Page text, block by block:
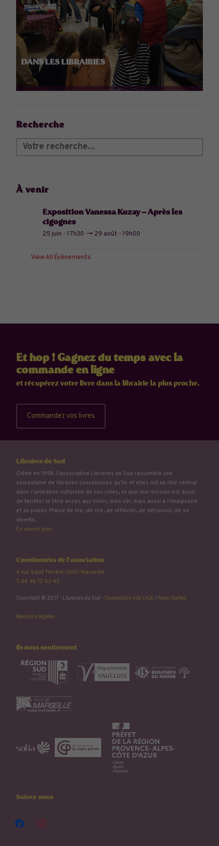
DANS LES LIBRAIRIES
Recherche
À venir
Exposition Vanessa Kuzay – Après les
cigognes
25 juin - 17h30 --> 29 août - 19h00
View All Évènements
Et hop ! Gagnez du temps avec la
commande en ligne
et récupérez votre livre dans la librairie la plus proche.
Commandez vos livres
Libraires du Sud
Créée en 1998, l'association Libraires du Sud rassemble une
soixantaine de libraires convaincu.e.s qu’ils et elles ont un rôle central
dans l'animation culturelle de nos villes, et que leur mission est aussi
de faciliter le libre accès aux livres, bien sûr, mais aussi à l'imaginaire
et au plaisir. Plaisir de lire, de rire, de réfléchir, de découvrir, de se
divertir...
En savoir plus
Coordonnées de l'association
4 rue Saint Ferréol 13001 Marseille
T. 04 96 12 43 42
Copyright © 2017 - Libraires du Sud - Conception site LIGE/ Fewzi Raffed
Mentions légales
Ils nous soutiennent
Suivez-nous
facebookinstagram